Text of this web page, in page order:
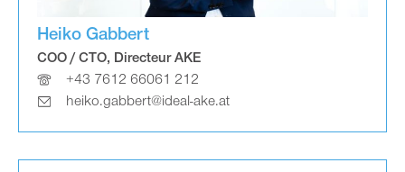
Heiko Gabbert
COO / CTO, Directeur AKE
+43 7612 66061 212
heiko.gabbert@ideal-ake.at